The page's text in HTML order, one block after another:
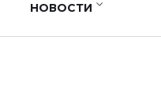
НОВОСТИ